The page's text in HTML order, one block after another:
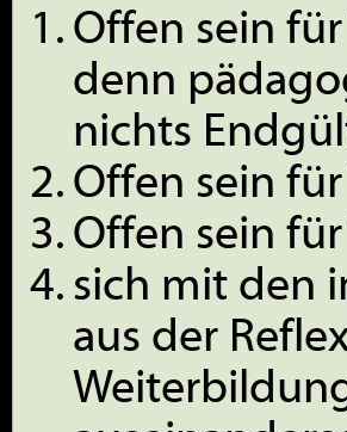
Offen sein
denn
nichts
Offen sein
Offen sein
sich mit den
aus der